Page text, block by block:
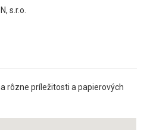
s.r.o.
rôzne príležitosti a papierových